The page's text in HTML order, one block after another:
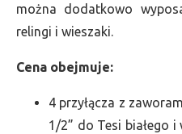
można dodatkowo
relingi i wieszaki.
Cena obejmuje:
4 przyłącza z
1/2” do Tesi białego